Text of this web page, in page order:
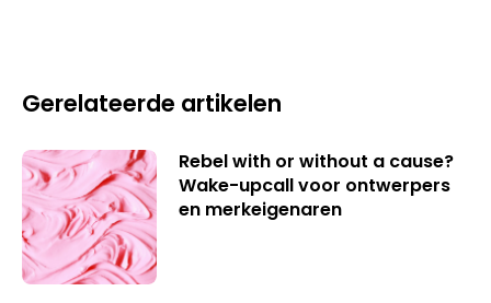
Gerelateerde artikelen
Rebel with or without a cause?
Wake-upcall voor ontwerpers
en merkeigenaren